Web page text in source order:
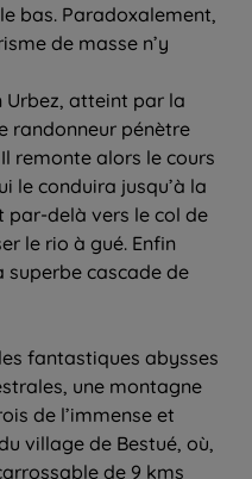
bas. Paradoxalement,
de masse n’y
Urbez, atteint par la
randonneur pénètre
remonte alors le cours
le conduira jusqu’à la
par-delà vers le col de
le rio à gué. Enfin
superbe cascade de
fantastiques abysses
une montagne
de l’immense et
village de Bestué, où,
de 9 kms